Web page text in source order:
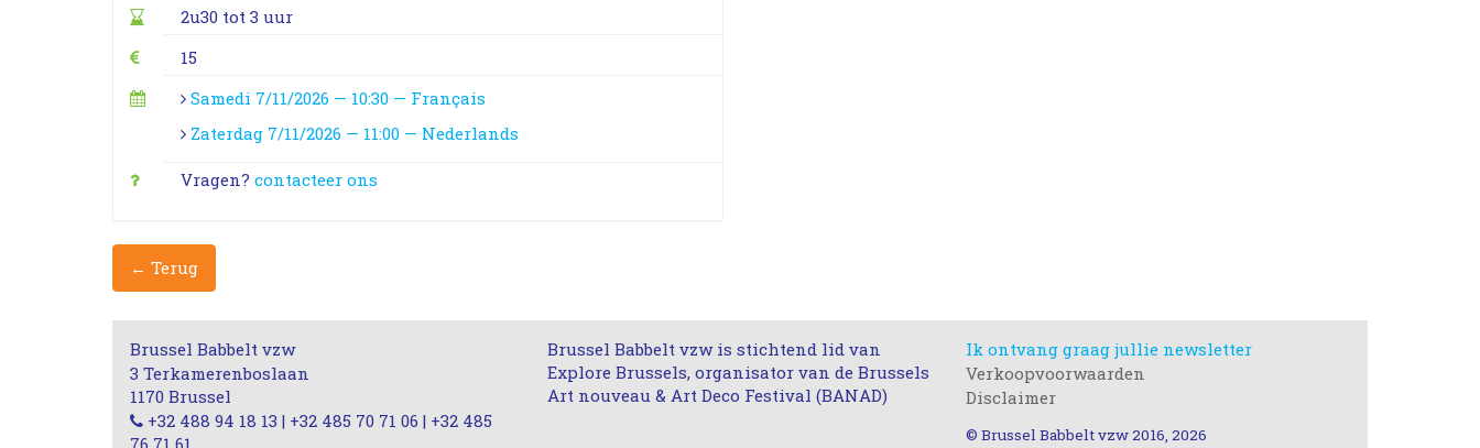
2u30 tot 3 uur
15
Samedi 7/11/2026 — 10:30 — Français
Zaterdag 7/11/2026 — 11:00 — Nederlands
Vragen?contacteer ons
← Terug
Brussel Babbelt vzw
3 Terkamerenboslaan
1170 Brussel
+32 488 94 18 13 | +32 485 70 71 06 | +32 485
76 71 61
Brussel Babbelt vzw is stichtend lid van
Explore Brussels, organisator van de Brussels
Art nouveau & Art Deco Festival (BANAD)
Ik ontvang graag jullie newsletter
Verkoopvoorwaarden
Disclaimer
© Brussel Babbelt vzw 2016, 2026